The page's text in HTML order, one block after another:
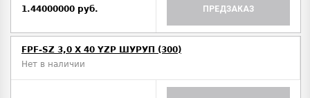
1.44000000 руб. ПРЕДЗАКАЗ
FPF-SZ 3,0 X 40 YZP ШУРУП (300)
Нет в наличии